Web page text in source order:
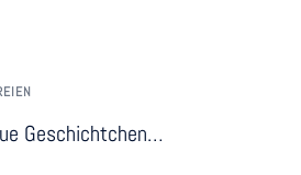
Geschichtchen…